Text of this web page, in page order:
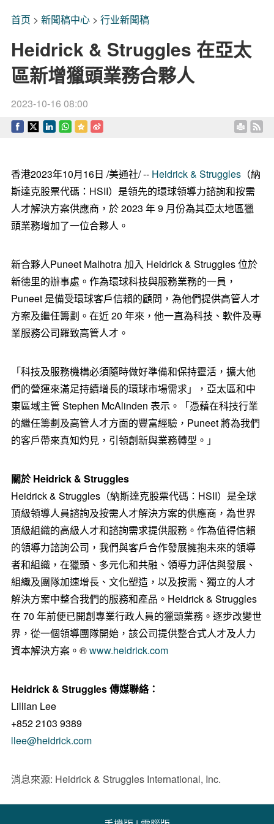
首页 > 新聞稿中心> 行业新聞稿
Heidrick & Struggles 在亞太
區新增獵頭業務合夥人
2023-10-16 08:00
香港2023年10月16日 /美通社/ -- Heidrick & Struggles（納
斯達克股票代碼：HSII）是領先的環球領導力諮詢和按需
人才解決方案供應商，於 2023 年 9 月份為其亞太地區獵
頭業務增加了一位合夥人。
新合夥人Puneet Malhotra 加入 Heidrick & Struggles 位於
新德里的辦事處。作為環球科技與服務業務的一員，
Puneet 是備受環球客戶信賴的顧問，為他們提供高管人才
方案及繼任籌劃。在近 20 年來，他一直為科技、軟件及專
業服務公司羅致高管人才。
「科技及服務機構必須隨時做好準備和保持靈活，擴大他
們的營運來滿足持續增長的環球市場需求」，亞太區和中
東區域主管 Stephen McAlinden 表示。「憑藉在科技行業
的繼任籌劃及高管人才方面的豐富經驗，Puneet 將為我們
的客戶帶來真知灼見，引領創新與業務轉型。」
關於Heidrick & Struggles
Heidrick & Struggles（納斯達克股票代碼：HSII）是全球
頂級領導人員諮詢及按需人才解決方案的供應商，為世界
頂級組織的高級人才和諮詢需求提供服務。作為值得信賴
的領導力諮詢公司，我們與客戶合作發展擁抱未來的領導
者和組織，在獵頭、多元化和共融、領導力評估與發展、
組織及團隊加速增長、文化塑造，以及按需、獨立的人才
解決方案中整合我們的服務和產品。Heidrick & Struggles
在 70 年前便已開創專業行政人員的獵頭業務。逐步改變世
界，從一個領導團隊開始，該公司提供整合式人才及人力
資本解決方案。®www.heidrick.com
Heidrick & Struggles傳媒聯絡：
Lillian Lee
+852 2103 9389
llee@heidrick.com
消息來源: Heidrick & Struggles International, Inc.